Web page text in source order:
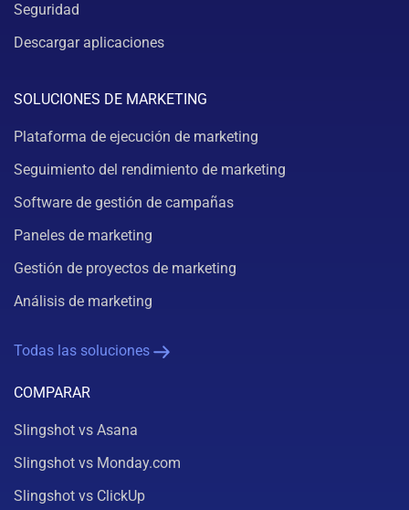
Seguridad
Descargar aplicaciones
SOLUCIONES DE MARKETING
Plataforma de ejecución de marketing
Seguimiento del rendimiento de marketing
Software de gestión de campañas
Paneles de marketing
Gestión de proyectos de marketing
Análisis de marketing
Todas las soluciones
COMPARAR
Slingshot vs Asana
Slingshot vs Monday.com
Slingshot vs ClickUp